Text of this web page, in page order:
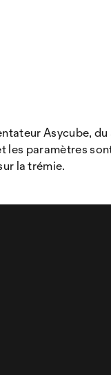
Asycube, du
les paramètres
la trémie.